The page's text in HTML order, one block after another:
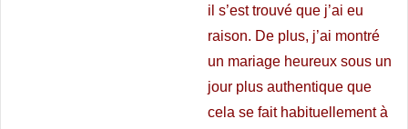
il s’est trouvé que j’ai eu
raison. De plus, j’ai montré
un mariage heureux sous un
jour plus authentique que
cela se fait habituellement à